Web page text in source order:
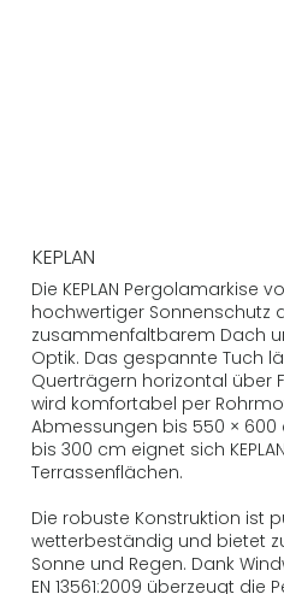
KEPLAN
Die KEPLAN Pergolamarkise
hochwertiger Sonnenschutz
zusammenfaltbarem Dach
Optik. Das gespannte Tuch
Querträgern horizontal über
wird komfortabel per
Abmessungen bis 550 ×
bis 300 cm eignet sich
Terrassenflächen.
Die robuste Konstruktion ist
wetterbeständig und bietet
Sonne und Regen. Dank
EN 13561:2009 überzeugt